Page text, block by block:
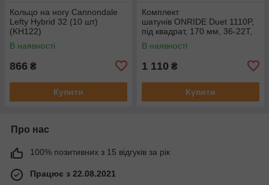
Кольцо на ногу Cannondale
Lefty Hybrid 32 (10 шт)
(KH122)
В наявності
866 ₴
Купити
Комплект
шатунів ONRIDE Duet 1110P,
під квадрат, 170 мм, 36-22T,
на 11/10/9 шв., чорний
В наявності
1 110 ₴
Купити
Про нас
100% позитивних з 15 відгуків за рік
Працює з 22.08.2021